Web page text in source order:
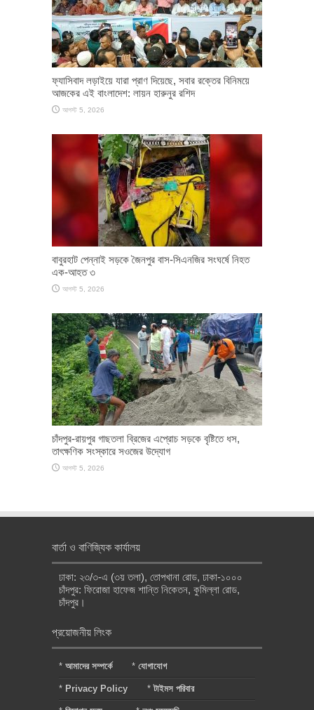
ফ্যাসিবাদ লড়াইয়ে যারা প্রাণ দিয়েছে, সবার রক্তের বিনিময়ে
আজকের এই বাংলাদেশ: লায়ন হারুনুর রশিদ
আগস্ট 5, 2026
বাবুরহাট পেন্নাই সড়কে জৈনপুর বাস-সিএনজির সংঘর্ষে নিহত
এক-আহত ৩
আগস্ট 5, 2026
চাঁদপুর-রায়পুর গাছতলা ব্রিজের এপ্রোচ সড়কে বৃষ্টিতে ধস,
তাৎক্ষণিক সংস্কারে সওজের উদ্যোগ
আগস্ট 5, 2026
বার্তা ও বাণিজ্যিক কার্যালয়
ঢাকা: ২৩/৩-এ (৩য় তলা), তোপখানা রোড, ঢাকা-১০০০
চাঁদপুর: ফিরোজা হাফেজ শান্তি নিকেতন, কুমিল্লা রোড,
চাঁদপুর।
প্রয়োজনীয় লিংক
* আমাদের সম্পর্কে * যোগাযোগ
* Privacy Policy *টাইমস পরিবার